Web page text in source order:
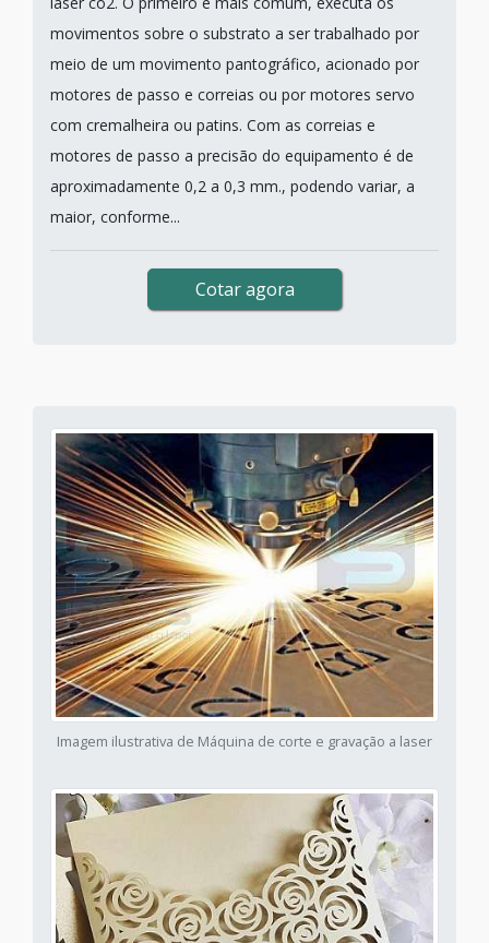
movimentos sobre o substrato a ser trabalhado por
meio de um movimento pantográfico, acionado por
motores de passo e correias ou por motores servo
com cremalheira ou patins. Com as correias e
motores de passo a precisão do equipamento é de
aproximadamente 0,2 a 0,3 mm., podendo variar, a
maior, conforme...
Cotar agora
Imagem ilustrativa de Máquina de corte e gravação a laser